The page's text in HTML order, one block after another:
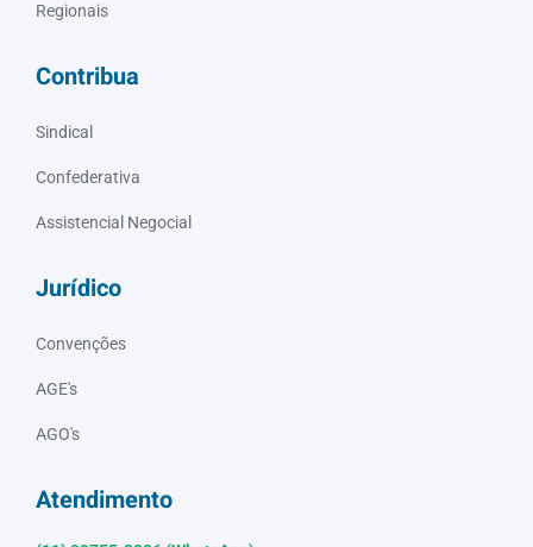
Regionais
Contribua
Sindical
Confederativa
Assistencial Negocial
Jurídico
Convenções
AGE's
AGO's
Atendimento